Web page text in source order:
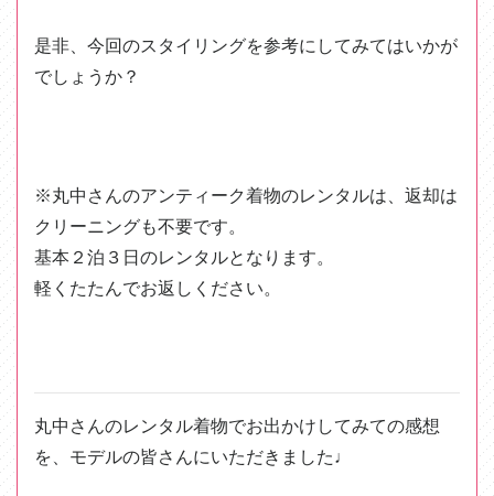
是非、今回のスタイリングを参考にしてみてはいかが
でしょうか？
※丸中さんのアンティーク着物のレンタルは、返却は
クリーニングも不要です。
基本２泊３日のレンタルとなります。
軽くたたんでお返しください。
丸中さんのレンタル着物でお出かけしてみての感想
を、モデルの皆さんにいただきました♩